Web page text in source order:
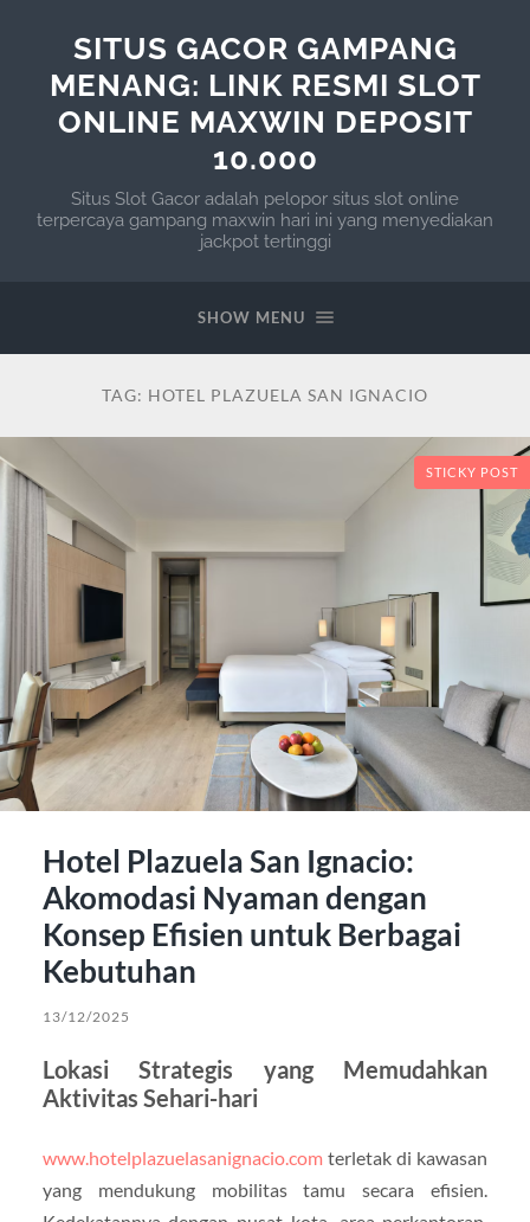
SITUS GACOR GAMPANG
MENANG: LINK RESMI SLOT
ONLINE MAXWIN DEPOSIT
10.000
Situs Slot Gacor adalah pelopor situs slot online
terpercaya gampang maxwin hari ini yang menyediakan
jackpot tertinggi
SHOW MENU
TAG: HOTEL PLAZUELA SAN IGNACIO
STICKY POST
Hotel Plazuela San Ignacio:
Akomodasi Nyaman dengan
Konsep Efisien untuk Berbagai
Kebutuhan
13/12/2025
Lokasi Strategis yang Memudahkan
Aktivitas Sehari-hari
www.hotelplazuelasanignacio.com terletak di kawasan
yang mendukung mobilitas tamu secara efisien.